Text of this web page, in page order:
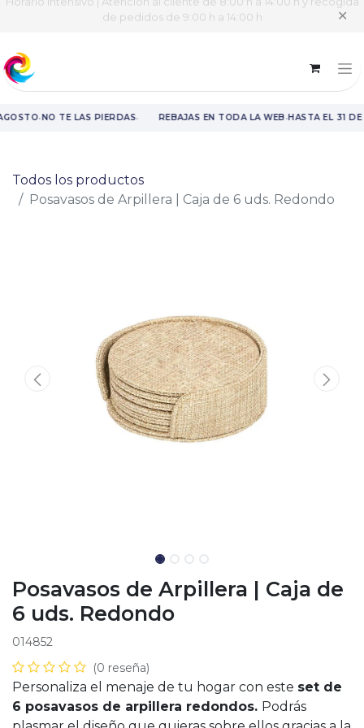
Horario intensivo | Atención al cliente de 8:00 h a 14:00 h y recogida
de pedidos de 9:00 h a 14:00 h
✕
·NO TE LAS PIERDAS· REBAJAS EN TODA LA WEB·HASTA EL 31 DE
Todos los productos
Posavasos de Arpillera | Caja de 6 uds. Redondo
Posavasos de Arpillera | Caja de
6 uds. Redondo
014852
(0 reseña)
Personaliza el menaje de tu hogar con este set de
6 posavasos de arpillera redondos. Podrás